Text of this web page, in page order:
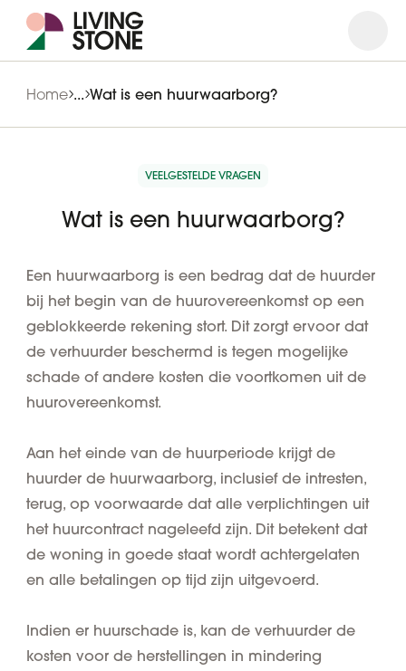
Home ... Wat is een huurwaarborg?
VEELGESTELDE VRAGEN
Wat is een huurwaarborg?
Een huurwaarborg is een bedrag dat de huurder
bij het begin van de huurovereenkomst op een
geblokkeerde rekening stort. Dit zorgt ervoor dat
de verhuurder beschermd is tegen mogelijke
schade of andere kosten die voortkomen uit de
huurovereenkomst.
Aan het einde van de huurperiode krijgt de
huurder de huurwaarborg, inclusief de intresten,
terug, op voorwaarde dat alle verplichtingen uit
het huurcontract nageleefd zijn. Dit betekent dat
de woning in goede staat wordt achtergelaten
en alle betalingen op tijd zijn uitgevoerd.
Indien er huurschade is, kan de verhuurder de
kosten voor de herstellingen in mindering